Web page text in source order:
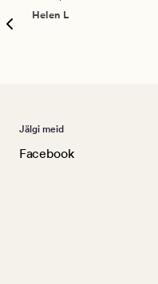
Helen L
Jälgi meid
Facebook